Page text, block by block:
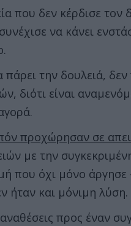
που δεν κέρδισε τον
να κάνει
την δουλειά, δεν
διότι είναι
προχώρησαν σε
με την
που όχι μόνο
ήταν και μόνιμη λύση.
προς έναν